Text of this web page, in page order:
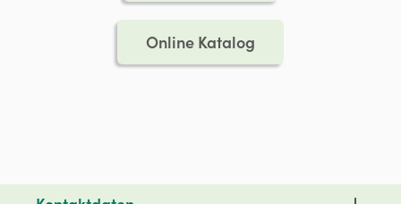
Online Katalog